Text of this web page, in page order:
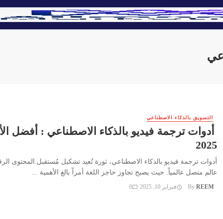
التسويق بالذكاء الاصطناعي
أدوات ترجمة فيديو بالذكاء الاصطناعي : أفضل
2025
أدوات ترجمة فيديو بالذكاء الاصطناعي، ثورة تُعيد تشكيل مُستقبل المحتوى
عالم متصل عالمياً. حيث يصبح تجاوز حاجز اللغة أمراً بالغ الأهمية ...
By REEM فبراير 10, 2025 0